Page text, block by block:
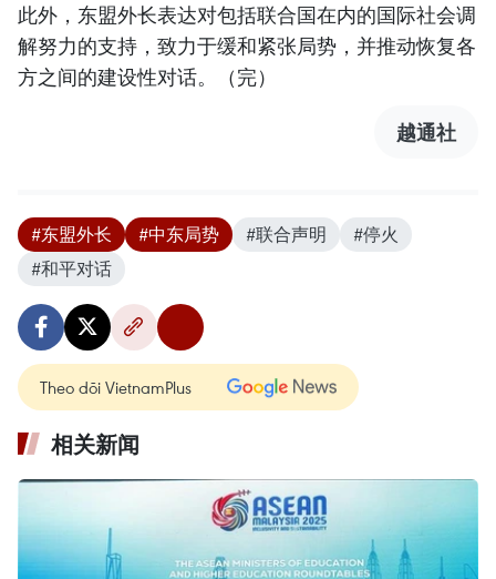
此外，东盟外长表达对包括联合国在内的国际社会调
解努力的支持，致力于缓和紧张局势，并推动恢复各
方之间的建设性对话。（完）
越通社
#东盟外长 #中东局势 #联合声明
#停火
#和平对话
Theo dõi VietnamPlus
相关新闻